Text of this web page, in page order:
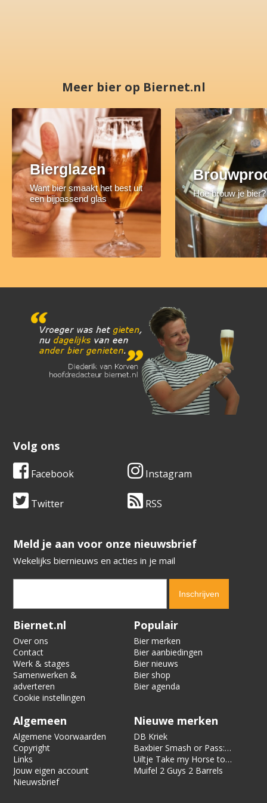
Meer bier op Biernet.nl
Bierglazen
Want bier smaakt het best uit
een bijpassend glas
Hoe brouw je bier?
Volg ons
Facebook Instagram
Twitter RSS
​​​​​​​Meld je aan voor onze nieuwsbrief
Wekelijks biernieuws en acties in je mail
Verification code:
Biernet.nl
Over ons
Contact
Werk & stages
Samenwerken &
adverteren
Cookie instellingen
Populair
Bier merken
Bier aanbiedingen
Bier nieuws
Bier shop
Bier agenda
Algemeen
Algemene Voorwaarden
Copyright
Links
Jouw eigen account
Nieuwsbrief
Nieuwe merken
DB Kriek
Baxbier Smash or Pass:
Strata
Uiltje Take my Horse to
the Hotel Room
Muifel 2 Guys 2 Barrels